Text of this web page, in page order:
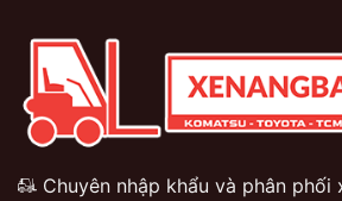
Chuyên nhập khẩu và phân phối